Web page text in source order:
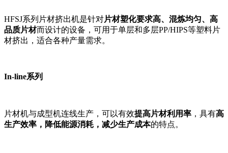
HFSJ系列片材挤出机是针对片材塑化要求高、混炼均匀、高
品质片材而设计的设备，可用于单层和多层PP/HIPS等塑料片
材挤出，适合各种产量需求。
In-line系列
片材机与成型机连线生产，可以有效提高片材利用率 ，具有高
生产效率，降低能源消耗，减少生产成本的特点。